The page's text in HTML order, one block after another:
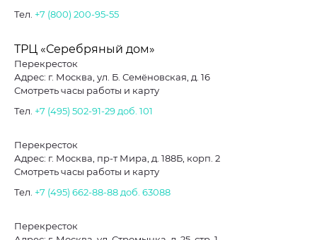
Тел. +7 (800) 200-95-55
ТРЦ «Серебряный дом»
Перекресток
Адрес: г. Москва, ул. Б. Семёновская, д. 16
Смотреть часы работы и карту
Тел. +7 (495) 502-91-29 доб. 101
Перекресток
Адрес: г. Москва, пр-т Мира, д. 188Б, корп. 2
Смотреть часы работы и карту
Тел. +7 (495) 662-88-88 доб. 63088
Перекресток